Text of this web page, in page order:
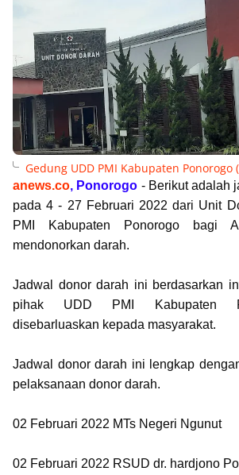
Gedung UDD PMI Kabupaten Ponorogo
anews.co, Ponorogo - Berikut adalah
pada 4 - 27 Februari 2022 dari Unit
PMI Kabupaten Ponorogo bagi
mendonorkan darah.
Jadwal donor darah ini berdasarkan
pihak UDD PMI Kabupaten
disebarluaskan kepada masyarakat.
Jadwal donor darah ini lengkap
pelaksanaan donor darah.
02 Februari 2022 MTs Negeri Ngunut
02 Februari 2022 RSUD dr. hardjono